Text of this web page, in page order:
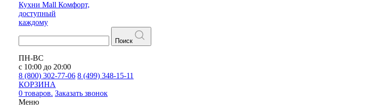
Кухни Mall Комфорт,
доступный
каждому
Поиск
ПН-ВС
с 10:00 до 20:00
8 (800) 302-77-06 8 (499) 348-15-11
КОРЗИНА
0 товаров. Заказать звонок
Меню